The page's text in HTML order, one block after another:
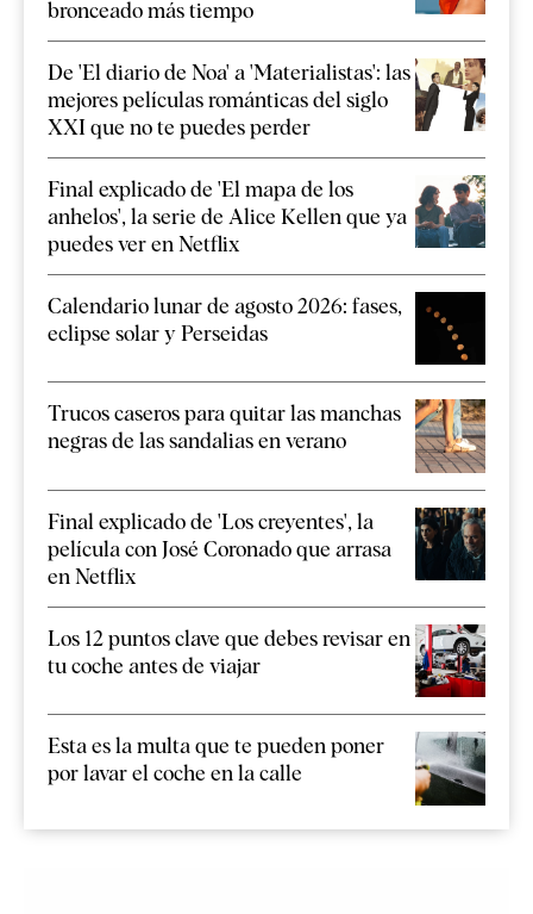
bronceado más tiempo
De 'El diario de Noa' a 'Materialistas': las
mejores películas románticas del siglo
XXI que no te puedes perder
Final explicado de 'El mapa de los
anhelos', la serie de Alice Kellen que ya
puedes ver en Netflix
Calendario lunar de agosto 2026: fases,
eclipse solar y Perseidas
Trucos caseros para quitar las manchas
negras de las sandalias en verano
Final explicado de 'Los creyentes', la
película con José Coronado que arrasa
en Netflix
Los 12 puntos clave que debes revisar en
tu coche antes de viajar
Esta es la multa que te pueden poner
por lavar el coche en la calle